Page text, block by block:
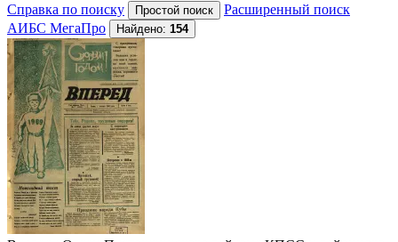
Справка по поиску
Расширенный поиск
АИБС МегаПро
Найдено: 154